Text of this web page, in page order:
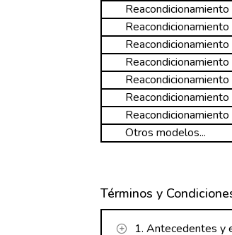
Otros modelos...
Términos y
1. Antecedentes y